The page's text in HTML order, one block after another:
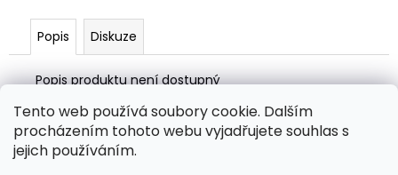
Tento web používá soubory cookie. Dalším
procházením tohoto webu vyjadřujete souhlas s
jejich používáním.
Popis Diskuze
Popis produktu není dostupný
315
Kč
á Zboží.cz Heureka.cz